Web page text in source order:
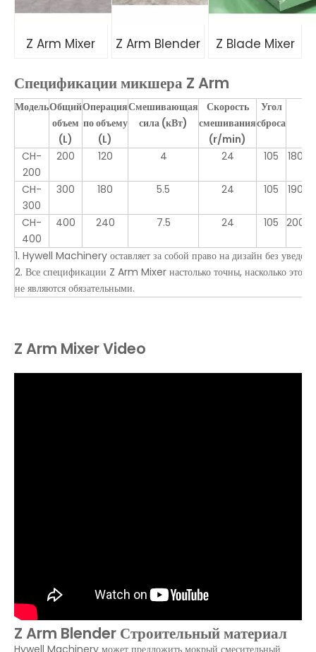
Z Arm Mixer Z Arm Blender Z Blade Mixer
Спецификации микшера Z Arm
МодельОбщий
объем
(L)
Операция
по объему
(L)
Смешивающая
сила (кВт)
Скорость
смешивания
(r/min)
Угол
сброса
CH-
200
200 120 4 24 105
CH-
300
300 180 5.5 24 105
CH-
400
400 240 7.5 24 105
1. Hywell Machinery оставляет за собой право на дизайн без
2. Все спецификации Z Arm Mixer настолько точны, насколько это
не являются обязательными.
Z Arm Mixer Video
Z Arm Blender Строительный материал
Hywell Machinery может предложить мокрый смесительный